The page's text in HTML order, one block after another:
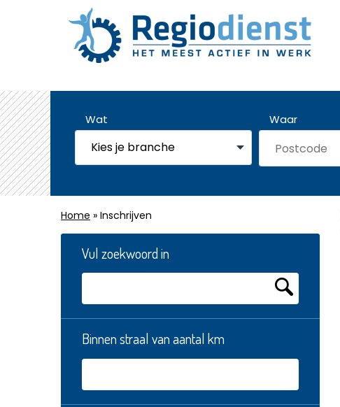
Wat Waar
Home » Inschrijven
Vul zoekwoord in
Binnen straal van aantal km